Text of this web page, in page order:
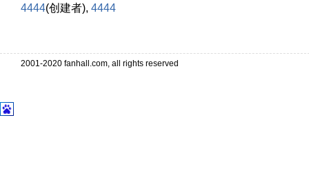
4444(创建者), 4444
2001-2020 fanhall.com, all rights reserved